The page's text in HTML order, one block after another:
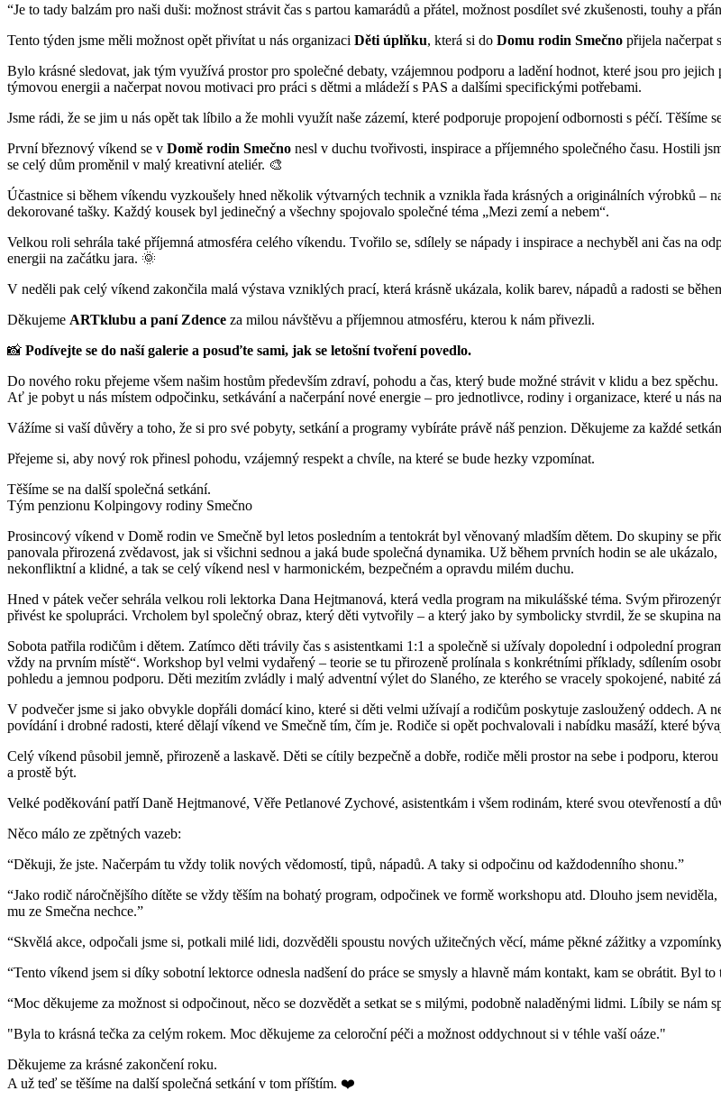
“Je to tady balzám pro naši duši: možnost strávit čas s partou kamarádů a přátel, možnost posdílet své zkušenosti, touhy a
Tento týden jsme měli možnost opět přivítat u nás organizaci Děti úplňku, která si do Domu rodin Smečno přijela načerpat
Bylo krásné sledovat, jak tým využívá prostor pro společné debaty, vzájemnou podporu a ladění hodnot, které jsou pro
týmovou energii a načerpat novou motivaci pro práci s dětmi a mládeží s PAS a dalšími specifickými potřebami.
Jsme rádi, že se jim u nás opět tak líbilo a že mohli využít naše zázemí, které podporuje propojení odbornosti s péčí. Těšíme
První březnový víkend se v Domě rodin Smečno nesl v duchu tvořivosti, inspirace a příjemného společného času. Hostili
se celý dům proměnil v malý kreativní ateliér. 🎨
Účastnice si během víkendu vyzkoušely hned několik výtvarných technik a vznikla řada krásných a originálních výrobků –
dekorované tašky. Každý kousek byl jedinečný a všechny spojovalo společné téma „Mezi zemí a nebem“.
Velkou roli sehrála také příjemná atmosféra celého víkendu. Tvořilo se, sdílely se nápady i inspirace a nechyběl ani čas na
energii na začátku jara. 🌞
V neděli pak celý víkend zakončila malá výstava vzniklých prací, která krásně ukázala, kolik barev, nápadů a radosti se
Děkujeme ARTklubu a paní Zdence za milou návštěvu a příjemnou atmosféru, kterou k nám přivezli.
📸 Podívejte se do naší galerie a posuďte sami, jak se letošní tvoření povedlo.
Do nového roku přejeme všem našim hostům především zdraví, pohodu a čas, který bude možné strávit v klidu a bez spěchu.
Ať je pobyt u nás místem odpočinku, setkávání a načerpání nové energie – pro jednotlivce, rodiny i organizace, které u nás
Vážíme si vaší důvěry a toho, že si pro své pobyty, setkání a programy vybíráte právě náš penzion. Děkujeme za každé
Přejeme si, aby nový rok přinesl pohodu, vzájemný respekt a chvíle, na které se bude hezky vzpomínat.
Těšíme se na další společná setkání.
Tým penzionu Kolpingovy rodiny Smečno
Prosincový víkend v Domě rodin ve Smečně byl letos posledním a tentokrát byl věnovaný mladším dětem. Do skupiny se
panovala přirozená zvědavost, jak si všichni sednou a jaká bude společná dynamika. Už během prvních hodin se ale
nekonfliktní a klidné, a tak se celý víkend nesl v harmonickém, bezpečném a opravdu milém duchu.
Hned v pátek večer sehrála velkou roli lektorka Dana Hejtmanová, která vedla program na mikulášské téma. Svým
přivést ke spolupráci. Vrcholem byl společný obraz, který děti vytvořily – a který jako by symbolicky stvrdil, že se skupina
Sobota patřila rodičům i dětem. Zatímco děti trávily čas s asistentkami 1:1 a společně si užívaly dopolední i odpolední
vždy na prvním místě“. Workshop byl velmi vydařený – teorie se tu přirozeně prolínala s konkrétními příklady, sdílením
pohledu a jemnou podporu. Děti mezitím zvládly i malý adventní výlet do Slaného, ze kterého se vracely spokojené, nabité
V podvečer jsme si jako obvykle dopřáli domácí kino, které si děti velmi užívají a rodičům poskytuje zasloužený oddech. A
povídání i drobné radosti, které dělají víkend ve Smečně tím, čím je. Rodiče si opět pochvalovali i nabídku masáží, které
Celý víkend působil jemně, přirozeně a laskavě. Děti se cítily bezpečně a dobře, rodiče měli prostor na sebe i podporu,
a prostě být.
Velké poděkování patří Daně Hejtmanové, Věře Petlanové Zychové, asistentkám i všem rodinám, které svou otevřeností a
Něco málo ze zpětných vazeb:
“Děkuji, že jste. Načerpám tu vždy tolik nových vědomostí, tipů, nápadů. A taky si odpočinu od každodenního shonu.”
“Jako rodič náročnějšího dítěte se vždy těším na bohatý program, odpočinek ve formě workshopu atd. Dlouho jsem
mu ze Smečna nechce.”
“Skvělá akce, odpočali jsme si, potkali milé lidi, dozvěděli spoustu nových užitečných věcí, máme pěkné zážitky a
“Tento víkend jsem si díky sobotní lektorce odnesla nadšení do práce se smysly a hlavně mám kontakt, kam se obrátit. Byl to
“Moc děkujeme za možnost si odpočinout, něco se dozvědět a setkat se s milými, podobně naladěnými lidmi. Líbily se nám
"Byla to krásná tečka za celým rokem. Moc děkujeme za celoroční péči a možnost oddychnout si v téhle vaší oáze."
Děkujeme za krásné zakončení roku.
A už teď se těšíme na další společná setkání v tom příštím. ❤️